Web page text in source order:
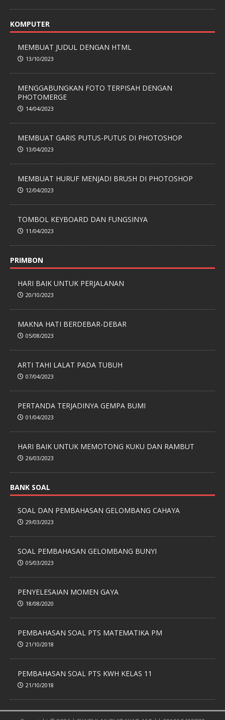
KOMPUTER
MEMBUAT JUDUL DENGAN HTML
13/10/2023
MENGGABUNGKAN FOTO TERPISAH DENGAN
PHOTOMERGE
14/04/2023
MEMBUAT GARIS PUTUS-PUTUS DI PHOTOSHOP
13/04/2023
MEMBUAT HURUF MENJADI BRUSH DI PHOTOSHOP
12/04/2023
TOMBOL KEYBOARD DAN FUNGSINYA
11/04/2023
PRIMBON
HARI BAIK UNTUK PERJALANAN
20/10/2023
MAKNA HATI BERDEBAR-DEBAR
05/08/2023
ARTI TAHI LALAT PADA TUBUH
07/04/2023
PERTANDA TERJADINYA GEMPA BUMI
01/04/2023
HARI BAIK UNTUK MEMOTONG KUKU DAN RAMBUT
26/03/2023
BANK SOAL
SOAL DAN PEMBAHASAN GELOMBANG CAHAYA
29/03/2023
SOAL PEMBAHASAN GELOMBANG BUNYI
05/03/2023
PENYELESAIAN MOMEN GAYA
18/08/2020
PEMBAHASAN SOAL PTS MATEMATIKA PM
21/10/2018
PEMBAHASAN SOAL PTS KWH KELAS 11
21/10/2018